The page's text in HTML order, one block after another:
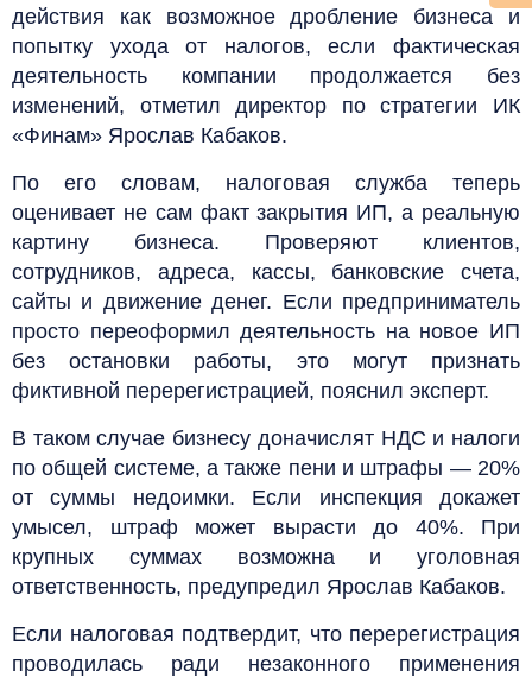
действия как возможное дробление бизнеса и
попытку ухода от налогов, если фактическая
деятельность компании продолжается без
изменений, отметил директор по стратегии ИК
«Финам» Ярослав Кабаков.
По его словам, налоговая служба теперь
оценивает не сам факт закрытия ИП, а реальную
картину бизнеса. Проверяют клиентов,
сотрудников, адреса, кассы, банковские счета,
сайты и движение денег. Если предприниматель
просто переоформил деятельность на новое ИП
без остановки работы, это могут признать
фиктивной перерегистрацией, пояснил эксперт.
В таком случае бизнесу доначислят НДС и налоги
по общей системе, а также пени и штрафы — 20%
от суммы недоимки. Если инспекция докажет
умысел, штраф может вырасти до 40%. При
крупных суммах возможна и уголовная
ответственность, предупредил Ярослав Кабаков.
Если налоговая подтвердит, что перерегистрация
проводилась ради незаконного применения